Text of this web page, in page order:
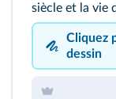
siècle et la vie
Cliquez
dessin